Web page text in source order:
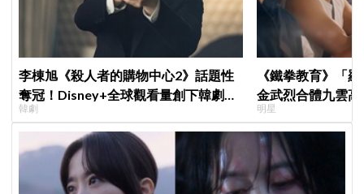
李棟旭《殺人者的購物中心2》話題性
奪冠！Disney+全球觀看量創下韓劇新
紀錄
韓劇
《鐵拳教育》「
金武烈合體九雲
嚇壞反應笑翻劇
明星